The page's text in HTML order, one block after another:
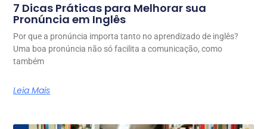
7 Dicas Práticas para Melhorar sua
Pronúncia em Inglês
Por que a pronúncia importa tanto no aprendizado de inglês?
Uma boa pronúncia não só facilita a comunicação, como
também
Leia Mais